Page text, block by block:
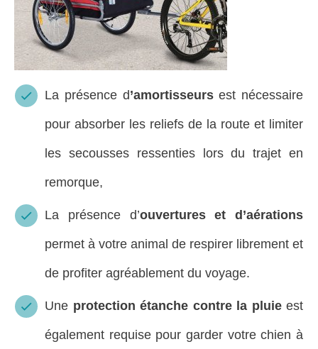
La présence d’amortisseursest nécessaire
pour absorber les reliefs de la route et limiter
les secousses ressenties lors du trajet en
remorque,
La présence d’ouvertures et d’aérations
permet à votre animal de respirer librement et
de profiter agréablement du voyage.
Une protection étanche contre la pluieest
également requise pour garder votre chien à